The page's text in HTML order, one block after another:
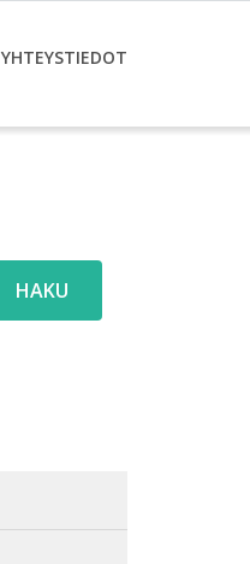
YHTEYSTIEDOT
HAKU